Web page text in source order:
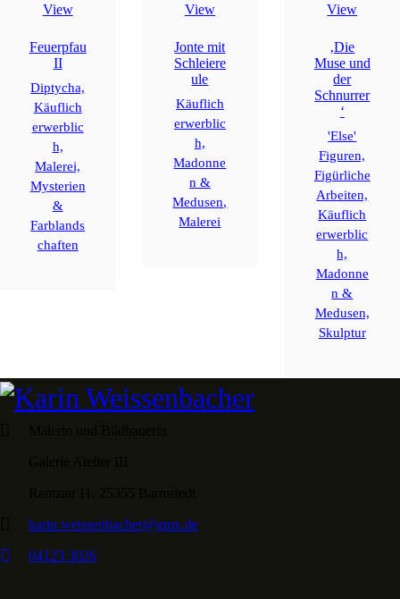
View
Feuerpfau
II
Diptycha,
Käuflich
erwerblic
h,
Malerei,
Mysterien
&
Farblands
chaften
View
Jonte mit
Schleiere
ule
Käuflich
erwerblic
h,
Madonne
n &
Medusen,
Malerei
View
‚Die
Muse und
der
Schnurrer
‘
'Else'
Figuren,
Figürliche
Arbeiten,
Käuflich
erwerblic
h,
Madonne
n &
Medusen,
Skulptur
karin.weissenbacher@gmx.de
04123 3026